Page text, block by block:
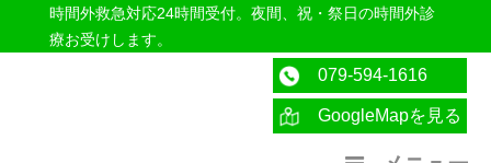
時間外救急対応24時間受付。夜間、祝・祭日の時間外診
療お受けします。
医療法人社団紀洋会 公式サイト
079-594-1616
GoogleMapを見る